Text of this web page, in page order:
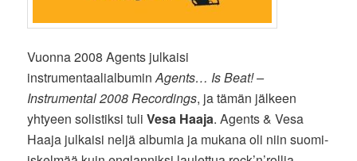
Vuonna 2008 Agents julkaisi
instrumentaalialbuminAgents… Is Beat! –
Instrumental 2008 Recordings, ja tämän jälkeen
yhtyeen solistiksi tuliVesa Haaja. Agents & Vesa
Haaja julkaisi neljä albumia ja mukana oli niin suomi-